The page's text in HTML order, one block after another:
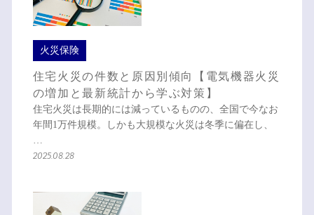
火災保険
住宅火災の件数と原因別傾向【電気機器火災
の増加と最新統計から学ぶ対策】
住宅火災は長期的には減っているものの、全国で今なお
年間1万件規模。しかも大規模な火災は冬季に偏在し、
…
2025.08.28